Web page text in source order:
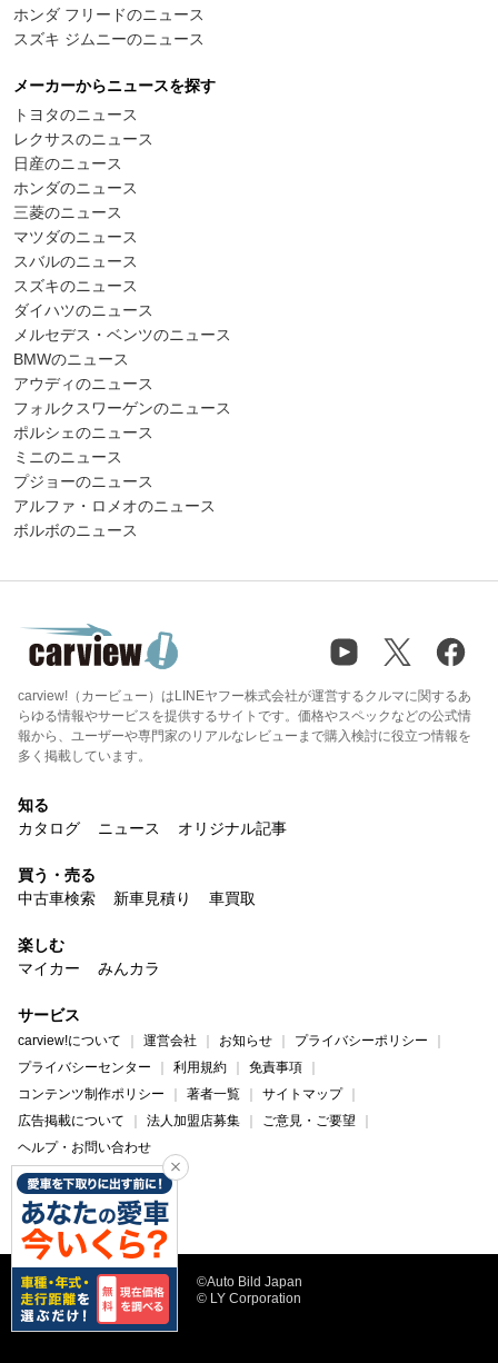
ホンダ フリードのニュース
スズキ ジムニーのニュース
メーカーからニュースを探す
トヨタのニュース
レクサスのニュース
日産のニュース
ホンダのニュース
三菱のニュース
マツダのニュース
スバルのニュース
スズキのニュース
ダイハツのニュース
メルセデス・ベンツのニュース
BMWのニュース
アウディのニュース
フォルクスワーゲンのニュース
ポルシェのニュース
ミニのニュース
プジョーのニュース
アルファ・ロメオのニュース
ボルボのニュース
carview!（カービュー）はLINEヤフー株式会社が運営するクルマに関するあ
らゆる情報やサービスを提供するサイトです。価格やスペックなどの公式情
報から、ユーザーや専門家のリアルなレビューまで購入検討に役立つ情報を
多く掲載しています。
知る
カタログ
ニュース オリジナル記事
買う・売る
中古車検索
新車見積り 車買取
楽しむ
マイカー
みんカラ
サービス
carview!について 運営会社 お知らせ
プライバシーポリシー
プライバシーセンター
利用規約
免責事項
コンテンツ制作ポリシー
著者一覧
サイトマップ
広告掲載について
法人加盟店募集
ご意見・ご要望
ヘルプ・お問い合わせ
carview! Yahoo! JAPAN
©Auto Bild Japan
© LY Corporation